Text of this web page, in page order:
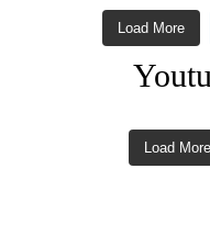
Load More
Load